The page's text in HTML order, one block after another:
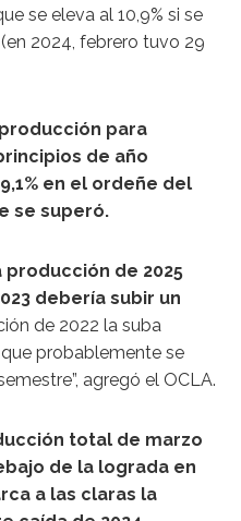
se eleva al 10,9% si se
2024, febrero tuvo 29
para
de año
en el ordeñe del
se superó.
producción de 2025
debería subir un
de 2022 la suba
que probablemente se
agregó el OCLA.
total de marzo
de la lograda en
a las claras la